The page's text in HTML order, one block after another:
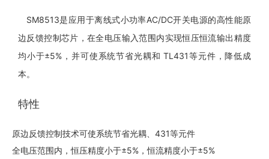
SM8513是应用于离线式小功率AC/DC开关电源的高性能原
边反馈控制芯片，在全电压输入范围内实现恒压恒流输出精度
均小于±5%，并可使系统节省光耦和 TL431等元件，降低成
本。
特性
原边反馈控制技术可使系统节省光耦、431等元件
全电压范围内，恒压精度小于±5%，恒流精度小于±5%